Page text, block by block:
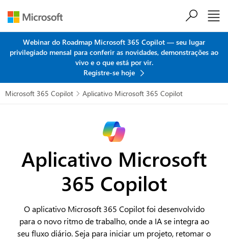
Webinar do Roadmap Microsoft 365 Copilot — seu lugar
privilegiado mensal para conferir as novidades, demonstrações ao
vivo e o que está por vir.
Registre-se hoje
Microsoft 365 Copilot  Aplicativo Microsoft 365 Copilot
Aplicativo Microsoft
365 Copilot
O aplicativo Microsoft 365 Copilot foi desenvolvido
para o novo ritmo de trabalho, onde a IA se integra ao
seu fluxo diário. Seja para iniciar um projeto, retomar o